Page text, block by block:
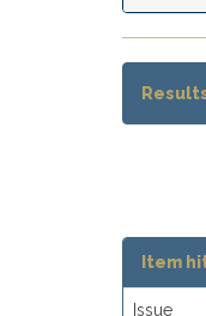
Item
Issue